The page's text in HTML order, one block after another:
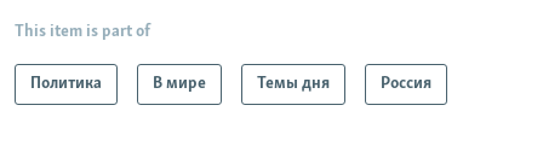
This item is part of
Политика В мире Темы дня Россия